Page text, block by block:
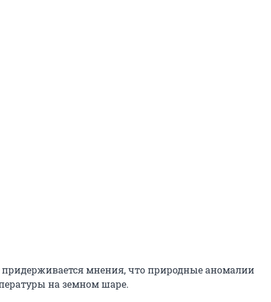
придерживается мнения, что природные аномалии
на земном шаре.